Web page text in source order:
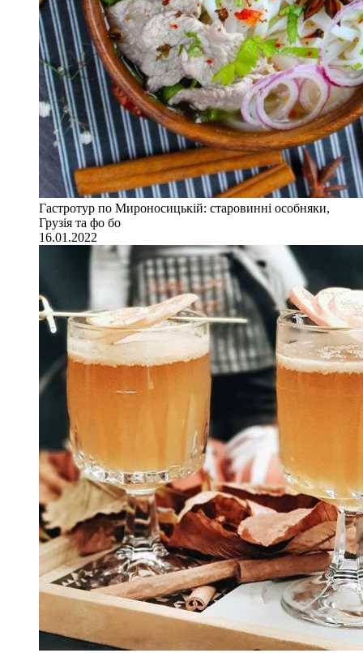
Гастротур по Мироносицькій: старовинні особняки,
Грузія та фо бо
16.01.2022